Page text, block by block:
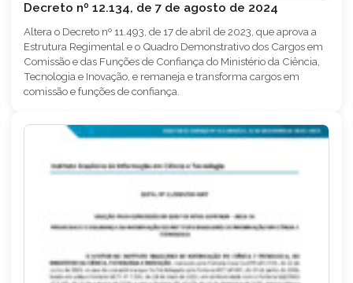
Decreto nº 12.134, de 7 de agosto de 2024
Altera o Decreto nº 11.493, de 17 de abril de 2023, que aprova a
Estrutura Regimental e o Quadro Demonstrativo dos Cargos em
Comissão e das Funções de Confiança do Ministério da Ciência,
Tecnologia e Inovação, e remaneja e transforma cargos em
comissão e funções de confiança.